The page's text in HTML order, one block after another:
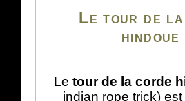
Le tour de
hindoue
Letour de la corde
indian rope trick)